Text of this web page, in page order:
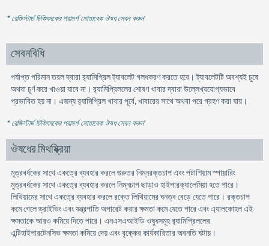
* রেজিস্টার্ড চিকিৎসকের পরামর্শ মোতাবেক ঔষধ সেবন করুন'
সেবনবিধি
পর্যাপ্ত পরিমান তরল দ্বারা র‍্যামিপ্রিল ট্যাবলেট গলধকরণ করতে হবে। ট্যাবলেটটি অবশ্যই চুষে
অথবা চূর্ণ করে খাওয়া যাবে না। র‍্যামিপ্রিললের শোষণ খাবার দ্বারা উল্লেখ্যযোগ্যভাবে
প্রভাবিত হয় না। এজন্য র‍্যামিপ্রিল খাবার পূর্বে, খাবারের সাথে অথবা পরে গ্রহণ করা যায়।
* রেজিস্টার্ড চিকিৎসকের পরামর্শ মোতাবেক ঔষধ সেবন করুন'
ঔষধের মিথষ্ক্রিয়া
মূত্রবর্ধকের সাথে একত্রে ব্যবহার করলে গুরুতর নিম্নরক্তচাপ এবং পটাশিয়াম স্পায়ারিং
মুত্রবর্ধকের সাথে একত্রে ব্যবহার করলে নিম্নচাপ ছাড়াও হাইপারক্যালেমিয়া হতে পারে।
লিথিয়ামের সাথে একত্রে ব্যবহার করলে রক্তে লিথিয়ামের ঘনত্ব বেড়ে যেতে পারে। রক্তচাপ
কমে গেলে ড্রাইভিং এবং যন্ত্রপাতি অপারেট করার ক্ষমতা কমে যেতে পারে এবং এ্যালকোহল এই
ক্ষমতাকে আরও কমিয়ে দিতে পারে। এনএসএআইডি ওষুধসমূহ র‍্যামিপ্রিললের
এন্টিহাইপারটেনসিভ ক্ষমতা কমিয়ে দেয় এবং বৃক্কের কার্যকারিতার অবনতি ঘটায়।